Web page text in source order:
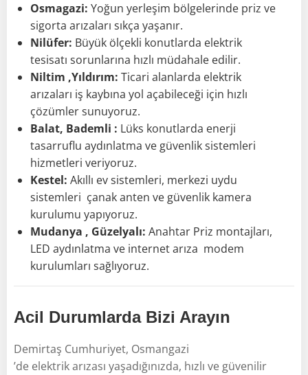
Osmagazi: Yoğun yerleşim bölgelerinde priz ve
sigorta arızaları sıkça yaşanır.
Nilüfer: Büyük ölçekli konutlarda elektrik
tesisatı sorunlarına hızlı müdahale edilir.
Niltim ,Yıldırım: Ticari alanlarda elektrik
arızaları iş kaybına yol açabileceği için hızlı
çözümler sunuyoruz.
Balat, Bademli : Lüks konutlarda enerji
tasarruflu aydınlatma ve güvenlik sistemleri
hizmetleri veriyoruz.
Kestel: Akıllı ev sistemleri, merkezi uydu
sistemleri çanak anten ve güvenlik kamera
kurulumu yapıyoruz.
Mudanya , Güzelyalı: Anahtar Priz montajları,
LED aydınlatma ve internet arıza modem
kurulumları sağlıyoruz.
Acil Durumlarda Bizi Arayın
Demirtaş Cumhuriyet, Osmangazi
’de elektrik arızası yaşadığınızda, hızlı ve güvenilir